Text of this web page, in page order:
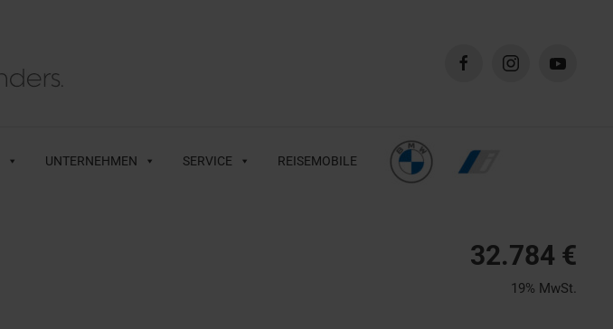
UNTERNEHMEN SERVICE REISEMOBILE
32.784 €
19% MwSt.